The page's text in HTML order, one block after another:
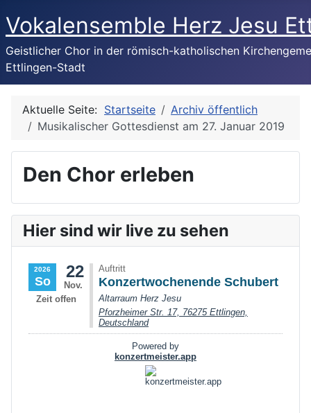
Vokalensemble Herz Jesu
Geistlicher Chor in der römisch-katholischen
Ettlingen-Stadt
Aktuelle Seite: Startseite
Archiv öffentlich
Musikalischer Gottesdienst am 27. Januar 2019
Den Chor erleben
Hier sind wir live zu sehen